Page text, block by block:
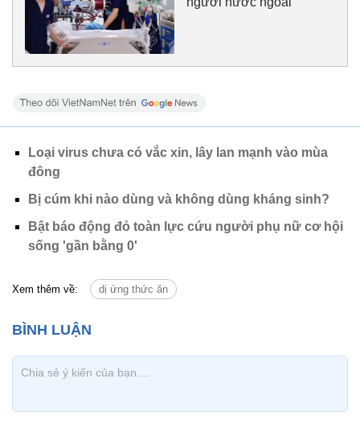
Loại virus chưa có vắc xin, lây lan mạnh vào mùa
đông
Bị cúm khi nào dùng và không dùng kháng sinh?
Bật báo động đỏ toàn lực cứu người phụ nữ cơ hội
sống 'gần bằng 0'
Xem thêm về: dị ứng thức ăn